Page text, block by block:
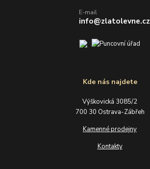
Kde nás najdete
Výškovická 3085/2
700 30 Ostrava-Zábřeh
Kamenné prodejny
Kontakty
E-mail
info@zlatolevne.cz